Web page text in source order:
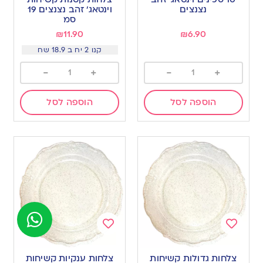
נצנצים
₪6.90
+
-
הוספה לסל
wishlist
וינטאג׳ זהב נצנצים 19
סמ
₪11.90
קנו 2 יח ב 18.9 שח
+
-
הוספה לסל
toצלחות גדולות קשיחות
toצלחות ענקיות קשיחות